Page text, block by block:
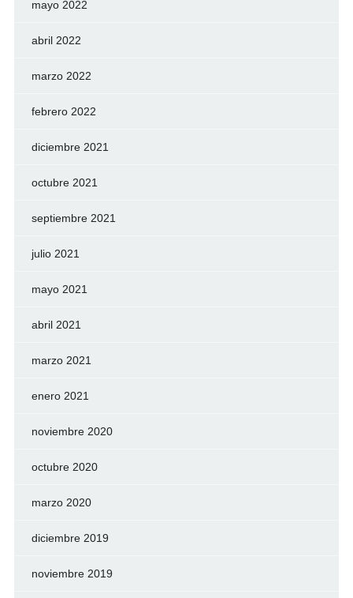
mayo 2022
abril 2022
marzo 2022
febrero 2022
diciembre 2021
octubre 2021
septiembre 2021
julio 2021
mayo 2021
abril 2021
marzo 2021
enero 2021
noviembre 2020
octubre 2020
marzo 2020
diciembre 2019
noviembre 2019